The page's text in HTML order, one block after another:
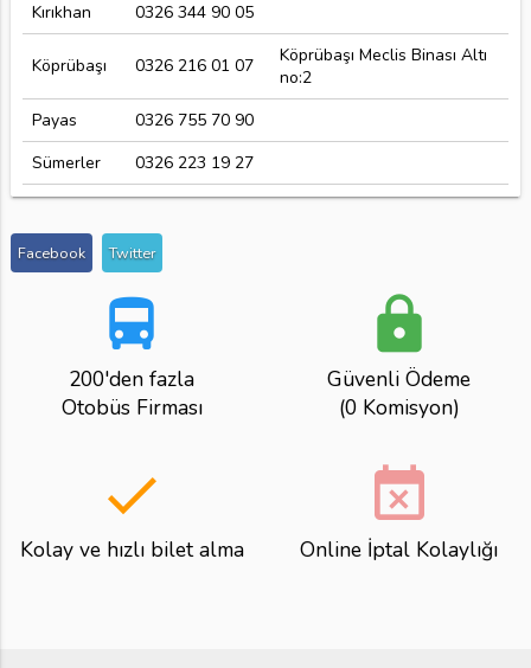
Kırıkhan
0326 344 90 05
Köprübaşı 0326 216 01 07
Köprübaşı Meclis Binası Altı
no:2
Payas
0326 755 70 90
Sümerler
0326 223 19 27
Facebook Twitter
directions_bus
200'den fazla
Otobüs Firması
lock
Güvenli Ödeme
(0 Komisyon)
done
Kolay ve hızlı bilet alma
event_busy
Online İptal Kolaylığı